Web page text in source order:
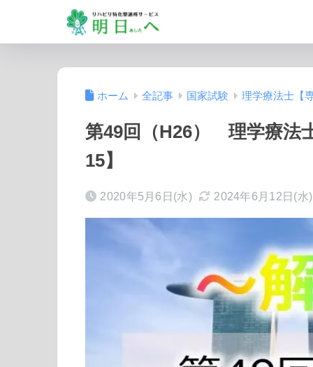
ホーム 全記事 国家試験 理学療法士【
第49回（H26） 理学療法
15】
2020年5月6日(水) 2024年6月12日(水)